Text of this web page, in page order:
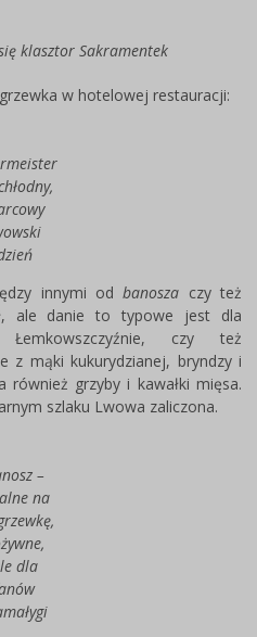
klasztor Sakramentek
w hotelowej restauracji:
innymi odbanosza czy też
ale danie to typowe jest dla
czy też
z mąki kukurydzianej, bryndzy i
również grzyby i kawałki mięsa.
szlaku Lwowa zaliczona.
–
na
dla